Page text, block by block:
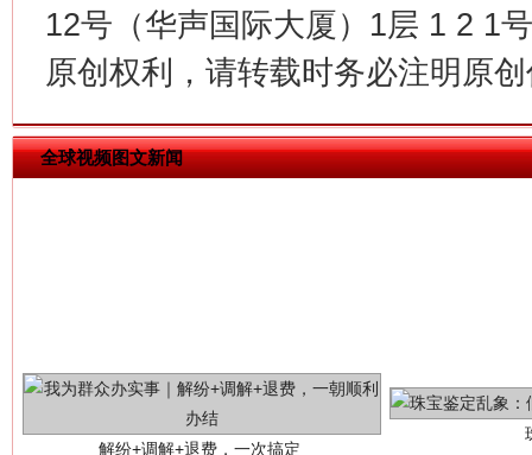
12号（华声国际大厦）1层 1 2 1
原创权利，请转载时务必注明原
全球视频图文新闻